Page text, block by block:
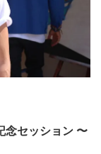
念セッション 〜